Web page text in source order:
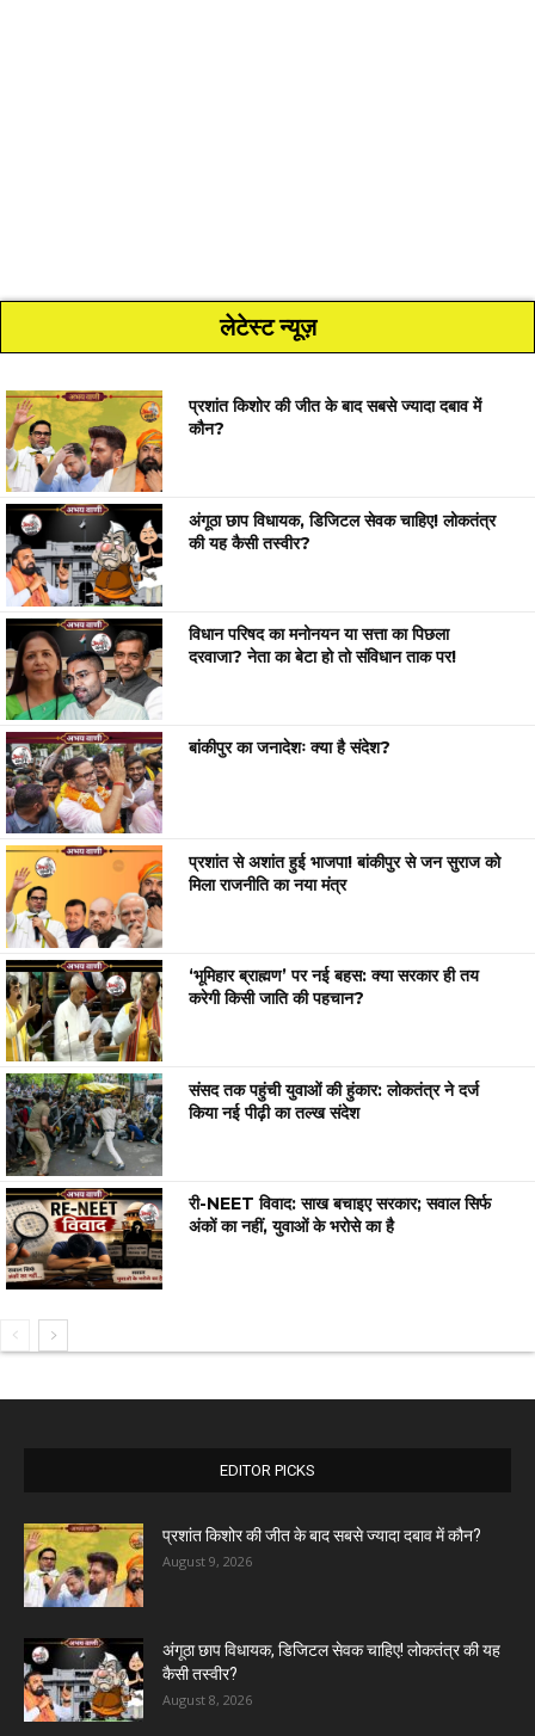
लेटेस्ट न्यूज़
प्रशांत किशोर की जीत के बाद सबसे ज्यादा दबाव में
कौन?
अंगूठा छाप विधायक, डिजिटल सेवक चाहिए! लोकतंत्र
की यह कैसी तस्वीर?
विधान परिषद का मनोनयन या सत्ता का पिछला
दरवाजा? नेता का बेटा हो तो संविधान ताक पर!
बांकीपुर का जनादेशः क्या है संदेश?
प्रशांत से अशांत हुई भाजपा! बांकीपुर से जन सुराज को
मिला राजनीति का नया मंत्र
‘भूमिहार ब्राह्मण’ पर नई बहस: क्या सरकार ही तय
करेगी किसी जाति की पहचान?
संसद तक पहुंची युवाओं की हुंकार: लोकतंत्र ने दर्ज
किया नई पीढ़ी का तल्ख संदेश
री-NEET विवाद: साख बचाइए सरकार; सवाल सिर्फ
अंकों का नहीं, युवाओं के भरोसे का है
EDITOR PICKS
प्रशांत किशोर की जीत के बाद सबसे ज्यादा दबाव में कौन?
August 9, 2026
अंगूठा छाप विधायक, डिजिटल सेवक चाहिए! लोकतंत्र की यह
कैसी तस्वीर?
August 8, 2026